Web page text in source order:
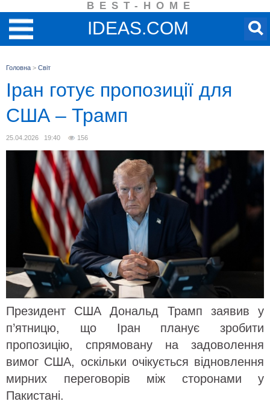
BEST-HOME
IDEAS.COM
Головна > Світ
Іран готує пропозиції для
США – Трамп
25.04.2026 19:40 156
Президент США Дональд Трамп заявив у
п’ятницю, що Іран планує зробити
пропозицію, спрямовану на задоволення
вимог США, оскільки очікується відновлення
мирних переговорів між сторонами у
Пакистані.